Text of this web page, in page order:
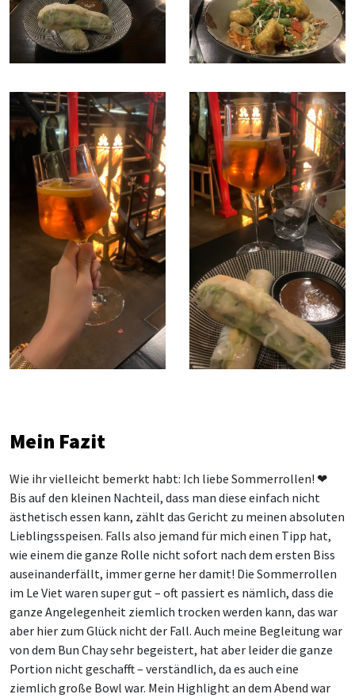
Mein Fazit
Wie ihr vielleicht bemerkt habt: Ich liebe Sommerrollen! ❤
Bis auf den kleinen Nachteil, dass man diese einfach nicht
ästhetisch essen kann, zählt das Gericht zu meinen absoluten
Lieblingsspeisen. Falls also jemand für mich einen Tipp hat,
wie einem die ganze Rolle nicht sofort nach dem ersten Biss
auseinanderfällt, immer gerne her damit! Die Sommerrollen
im Le Viet waren super gut – oft passiert es nämlich, dass die
ganze Angelegenheit ziemlich trocken werden kann, das war
aber hier zum Glück nicht der Fall. Auch meine Begleitung war
von dem Bun Chay sehr begeistert, hat aber leider die ganze
Portion nicht geschafft – verständlich, da es auch eine
ziemlich große Bowl war. Mein Highlight an dem Abend war